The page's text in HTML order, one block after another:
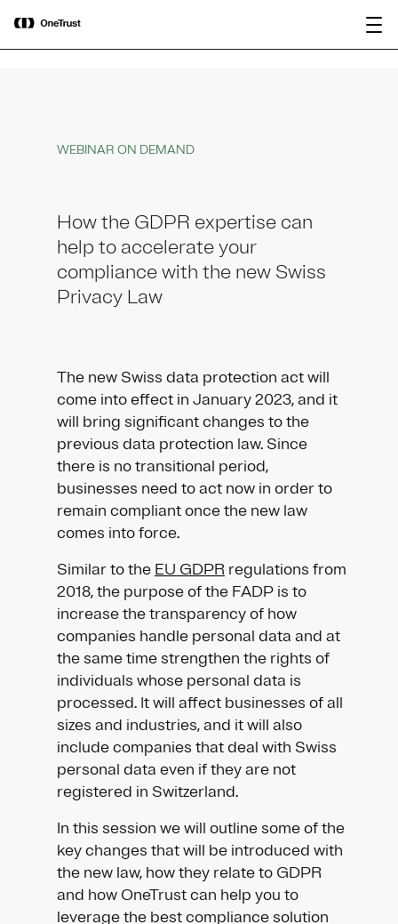
OneTrust als „Visionär“ im Gartner®
Magic Quadrant™ 2026 für
Plattformen zur KI-Governance
WEBINAR ON DEMAND
How the GDPR expertise can
help to accelerate your
compliance with the new Swiss
Privacy Law
The new Swiss data protection act will
come into effect in January 2023, and it
will bring significant changes to the
previous data protection law. Since
there is no transitional period,
businesses need to act now in order to
remain compliant once the new law
comes into force.
Similar to the EU GDPR regulations from
2018, the purpose of the FADP is to
increase the transparency of how
companies handle personal data and at
the same time strengthen the rights of
individuals whose personal data is
processed. It will affect businesses of all
sizes and industries, and it will also
include companies that deal with Swiss
personal data even if they are not
registered in Switzerland.
In this session we will outline some of the
key changes that will be introduced with
the new law, how they relate to GDPR
and how OneTrust can help you to
leverage the best compliance solution